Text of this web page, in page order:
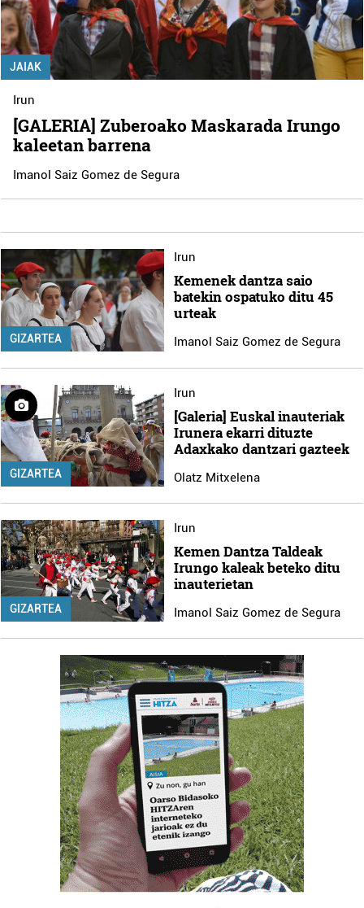
JAIAK
Irun
[GALERIA] Zuberoako Maskarada Irungo
kaleetan barrena
Imanol Saiz Gomez de Segura
GIZARTEA
Irun
Kemenek dantza saio
batekin ospatuko ditu 45
urteak
Imanol Saiz Gomez de Segura
GIZARTEA
Irun
[Galeria] Euskal inauteriak
Irunera ekarri dituzte
Adaxkako dantzari gazteek
Olatz Mitxelena
GIZARTEA
Irun
Kemen Dantza Taldeak
Irungo kaleak beteko ditu
inauterietan
Imanol Saiz Gomez de Segura